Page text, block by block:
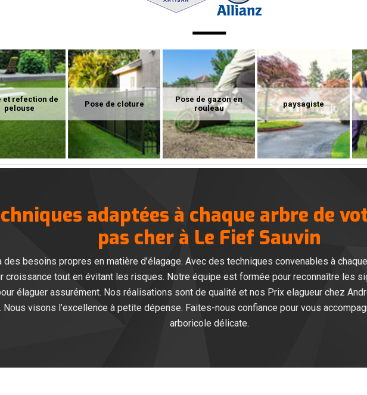
et refection de
pelouse
Pose de cloture
Pose de gazon en
rouleau
paysagiste
adaptées à chaque arbre de
pas cher à Le Fief Sauvin
des besoins propres en matière d’élagage. Avec des techniques convenables à
croissance tout en évitant les risques. Notre équipe est formée pour reconnaître les
élaguer assurément. Nos réalisations sont de qualité et nos Prix elagueur chez
visons l’excellence à petite dépense. Faites-nous confiance pour vous
arboricole délicate.